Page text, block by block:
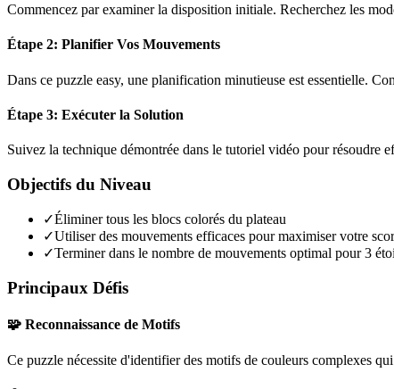
Commencez par examiner la disposition initiale. Recherchez les
Étape 2: Planifier Vos Mouvements
Dans ce puzzle easy, une planification minutieuse est essentielle.
Étape 3: Exécuter la Solution
Suivez la technique démontrée dans le tutoriel vidéo pour résoudre
Objectifs du Niveau
✓Éliminer tous les blocs colorés du plateau
✓Utiliser des mouvements efficaces pour maximiser votre
✓Terminer dans le nombre de mouvements optimal pour 3
Principaux Défis
🧩 Reconnaissance de Motifs
Ce puzzle nécessite d'identifier des motifs de couleurs complexes